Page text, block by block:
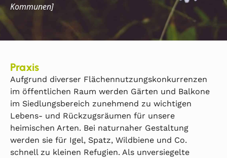
Kommunen]
Praxis
Aufgrund diverser Flächennutzungskonkurrenzen
im öffentlichen Raum werden Gärten und Balkone
im Siedlungsbereich zunehmend zu wichtigen
Lebens- und Rückzugsräumen für unsere
heimischen Arten. Bei naturnaher Gestaltung
werden sie für Igel, Spatz, Wildbiene und Co.
schnell zu kleinen Refugien. Als unversiegelte